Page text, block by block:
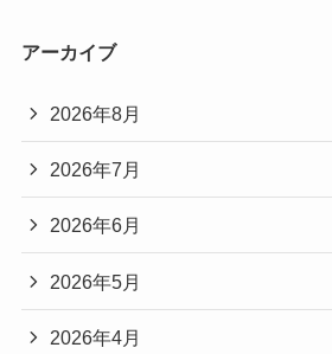
アーカイブ
2026年8月
2026年7月
2026年6月
2026年5月
2026年4月